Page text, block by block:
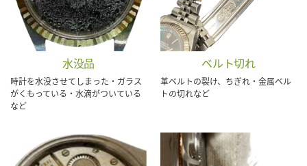
水没品
時計を水没させてしまった・ガラス
がくもっている・水滴がついている
など
ベルト切れ
革ベルトの裂け、ちぎれ・金属ベル
トの切れなど